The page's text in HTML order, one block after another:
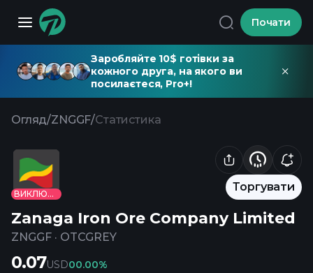
Почати
Заробляйте 10$ готівки за
кожного друга, на якого ви
посилаєтеся, Pro+!
Огляд/ZNGGF/Статистика
ВИКЛЮЧЕНО
Торгувати
Zanaga Iron Ore Company Limited
ZNGGF · OTCGREY
0.07USD00.00%